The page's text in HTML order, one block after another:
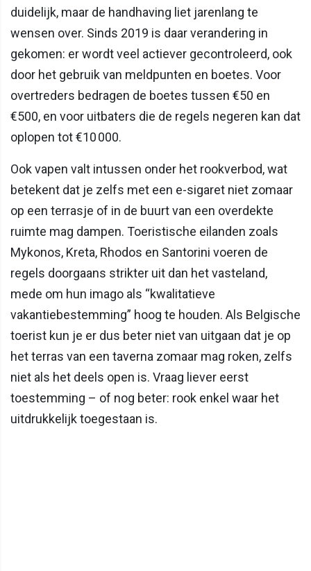
duidelijk, maar de handhaving liet jarenlang te
wensen over. Sinds 2019 is daar verandering in
gekomen: er wordt veel actiever gecontroleerd, ook
door het gebruik van meldpunten en boetes. Voor
overtreders bedragen de boetes tussen €50 en
€500, en voor uitbaters die de regels negeren kan dat
oplopen tot €10 000.
Ook vapen valt intussen onder het rookverbod, wat
betekent dat je zelfs met een e-sigaret niet zomaar
op een terrasje of in de buurt van een overdekte
ruimte mag dampen. Toeristische eilanden zoals
Mykonos, Kreta, Rhodos en Santorini voeren de
regels doorgaans strikter uit dan het vasteland,
mede om hun imago als “kwalitatieve
vakantiebestemming” hoog te houden. Als Belgische
toerist kun je er dus beter niet van uitgaan dat je op
het terras van een taverna zomaar mag roken, zelfs
niet als het deels open is. Vraag liever eerst
toestemming – of nog beter: rook enkel waar het
uitdrukkelijk toegestaan is.